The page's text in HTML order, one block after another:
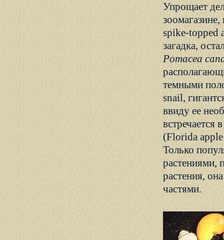
Упрощает
spike-topped
загадка,
Pomacea
темными
snail,
ввиду ее
(Florida
Только
растениями,
растения,
частями.